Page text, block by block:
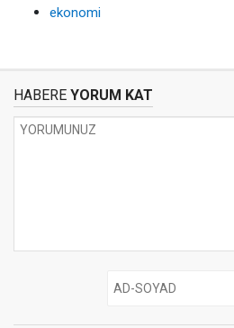
ekonomi
HABERE YORUM KAT